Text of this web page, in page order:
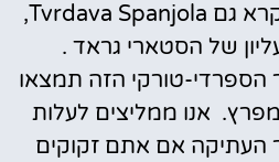
המבצר הספרדי , הנקרא גם Tvrdava Spanjola,
של הסטארי גראד .
הספרדי-טורקי הזה תמצאו
אנו ממליצים לעלות
העתיקה אם אתם זקוקים